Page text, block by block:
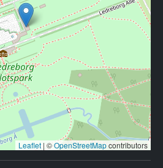
Leaflet | ©OpenStreetMapcontributors